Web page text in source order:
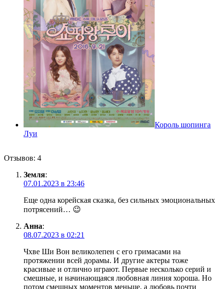
Король шопинга
Луи
Отзывов: 4
Земля:
07.01.2023 в 23:46
Еще одна корейская сказка, без сильных эмоциональных
потрясений… 😉
Анна:
08.07.2023 в 02:21
Чхве Ши Вон великолепен с его гримасами на
протяжении всей дорамы. И другие актеры тоже
красивые и отлично играют. Первые несколько серий и
смешные, и начинающаяся любовная линия хороша. Но
потом смешных моментов меньше, а любовь почти